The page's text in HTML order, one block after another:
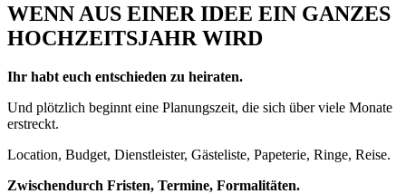
WENN AUS EINER IDEE EIN GANZES
HOCHZEITSJAHR WIRD
Ihr habt euch entschieden zu heiraten.
Und plötzlich beginnt eine Planungszeit, die sich über viele Monate
erstreckt.
Location, Budget, Dienstleister, Gästeliste, Papeterie, Ringe, Reise.
Zwischendurch Fristen, Termine, Formalitäten.